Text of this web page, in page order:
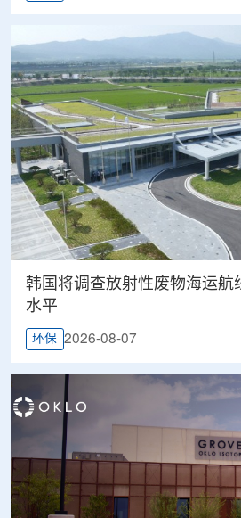
韩国将调查放射性废物海运航
水平
环保 2026-08-07